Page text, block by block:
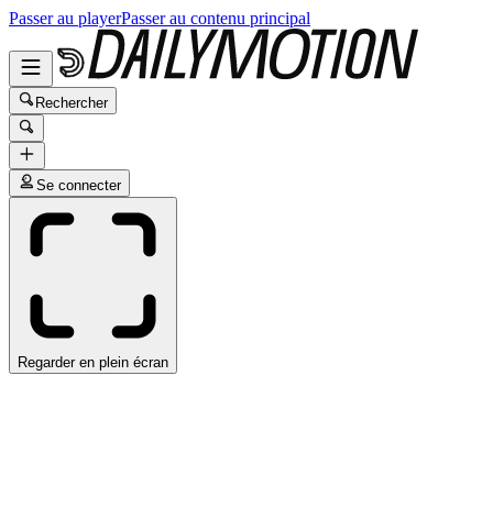
Passer au playerPasser au contenu principal
Rechercher
Se connecter
Regarder en plein écran